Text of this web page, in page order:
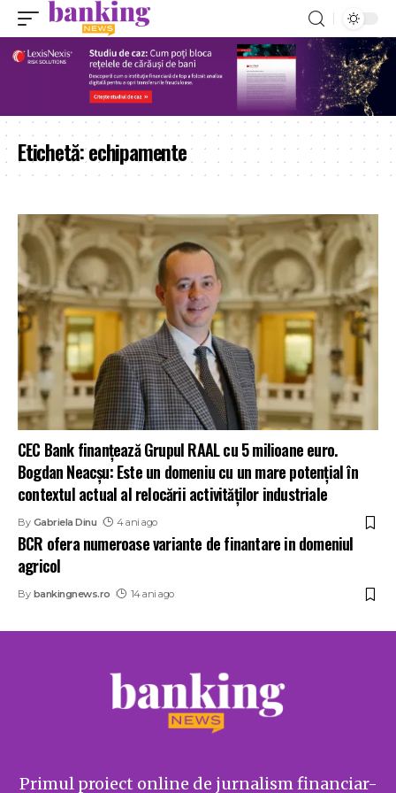
Etichetă:echipamente
CEC Bank finanțează Grupul RAAL cu 5 milioane euro.
Bogdan Neacșu: Este un domeniu cu un mare potențial în
contextul actual al relocării activităților industriale
By Gabriela Dinu 4 ani ago
BCR ofera numeroase variante de finantare in domeniul
agricol
By bankingnews.ro 14 ani ago
Primul proiect online de jurnalism financiar-